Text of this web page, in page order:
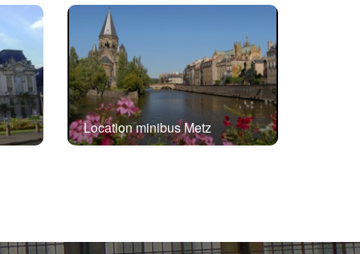
Location minibus Metz